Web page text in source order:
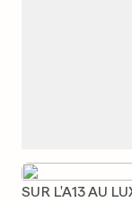
SUR L'A13 AU